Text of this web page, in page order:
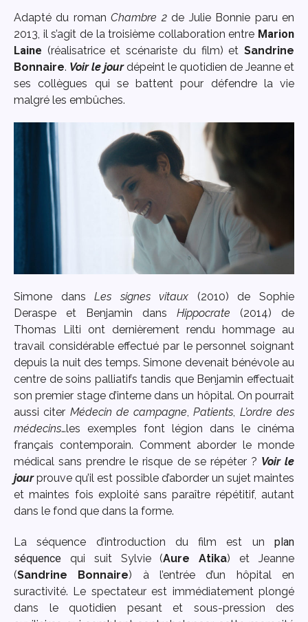
Adapté du romanChambre 2de Julie Bonnie paru en
2013, il s’agit de la troisième collaboration entre Marion
Laine (réalisatrice et scénariste du film) et Sandrine
Bonnaire. Voir le jourdépeint le quotidien de Jeanne et
ses collègues qui se battent pour défendre la vie
malgré les embûches.
Simone dansLes signes vitaux (2010) de Sophie
Deraspe et Benjamin dans Hippocrate (2014) de
Thomas Lilti ont dernièrement rendu hommage au
travail considérable effectué par le personnel soignant
depuis la nuit des temps. Simone devenait bénévole au
centre de soins palliatifs tandis que Benjamin effectuait
son premier stage d’interne dans un hôpital. On pourrait
aussi citer Médecin de campagne ,Patients L’ordre des
médecins…les exemples font légion dans le cinéma
français contemporain. Comment aborder le monde
médical sans prendre le risque de se répéter ? Voir le
jourprouve qu’il est possible d’aborder un sujet maintes
et maintes fois exploité sans paraître répétitif, autant
dans le fond que dans la forme.
La séquence d’introduction du film est un plan
séquence qui suit Sylvie (Aure Atika) et Jeanne
(Sandrine Bonnaire) à l’entrée d’un hôpital en
suractivité. Le spectateur est immédiatement plongé
dans le quotidien pesant et sous-pression des